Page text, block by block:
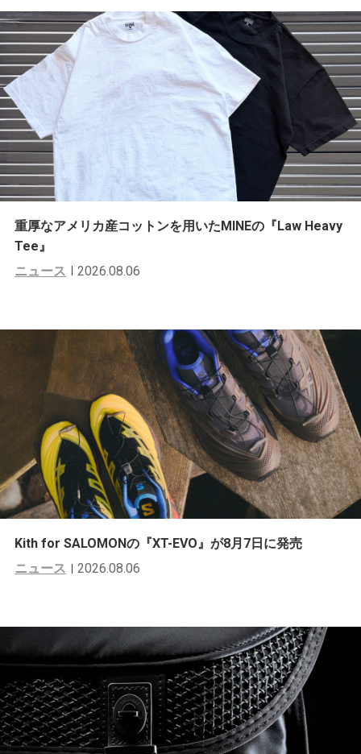
重厚なアメリカ産コットンを用いたMINEの『Law Heavy
Tee』
ニュース
2026.08.06
Kith for SALOMONの『XT-EVO』が8月7日に発売
ニュース
2026.08.06